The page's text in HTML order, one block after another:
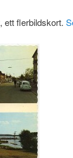
ett flerbildskort.